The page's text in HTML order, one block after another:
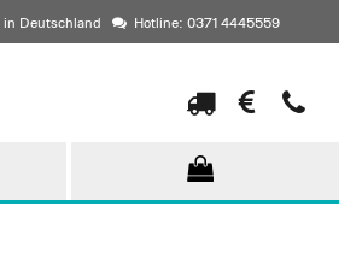
in Deutschland Hotline: 0371 4445559